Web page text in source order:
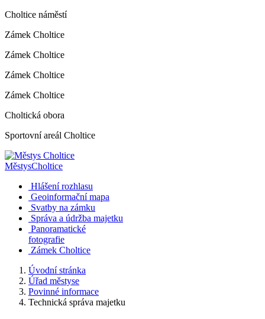
Choltice náměstí
Zámek Choltice
Zámek Choltice
Zámek Choltice
Zámek Choltice
Choltická obora
Sportovní areál Choltice
MěstysCholtice
Hlášení rozhlasu
Geoinformační mapa
Svatby na zámku
Správa a údržba majetku
Panoramatické
fotografie
Zámek Choltice
Úvodní stránka
Úřad městyse
Povinné informace
Technická správa majetku